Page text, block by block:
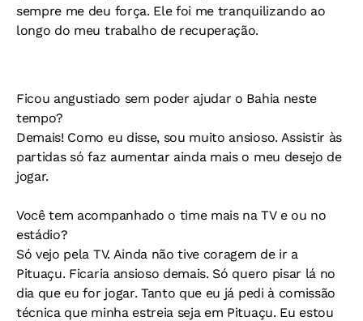
sempre me deu força. Ele foi me tranquilizando ao
longo do meu trabalho de recuperação.
Ficou angustiado sem poder ajudar o Bahia neste
tempo?
Demais! Como eu disse, sou muito ansioso. Assistir às
partidas só faz aumentar ainda mais o meu desejo de
jogar.
Você tem acompanhado o time mais na TV e ou no
estádio?
Só vejo pela TV. Ainda não tive coragem de ir a
Pituaçu. Ficaria ansioso demais. Só quero pisar lá no
dia que eu for jogar. Tanto que eu já pedi à comissão
técnica que minha estreia seja em Pituaçu. Eu estou